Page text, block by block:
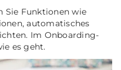
Sie Funktionen wie
automatisches
Im Onboarding-
es geht.